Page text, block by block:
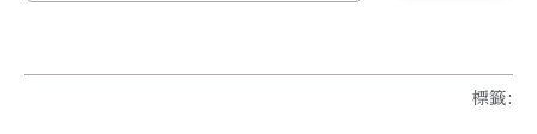
標籤: